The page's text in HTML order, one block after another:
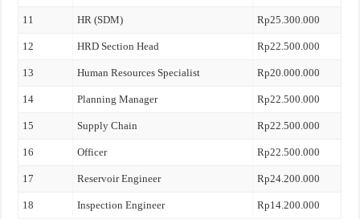
11 HR (SDM) Rp25.300.000
12 HRD Section Head Rp22.500.000
13 Human Resources Specialist Rp20.000.000
14 Planning Manager Rp22.500.000
15 Supply Chain Rp22.500.000
16 Officer Rp22.500.000
17 Reservoir Engineer Rp24.200.000
18 Inspection Engineer Rp14.200.000